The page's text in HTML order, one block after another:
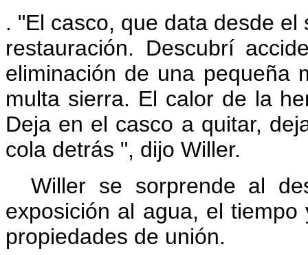
. "El casco, que data desde
restauración. Descubrí
eliminación de una pequeña
multa sierra. El calor de la
Deja en el casco a quitar,
cola detrás ", dijo Willer.
Willer se sorprende al
exposición al agua, el
propiedades de unión.